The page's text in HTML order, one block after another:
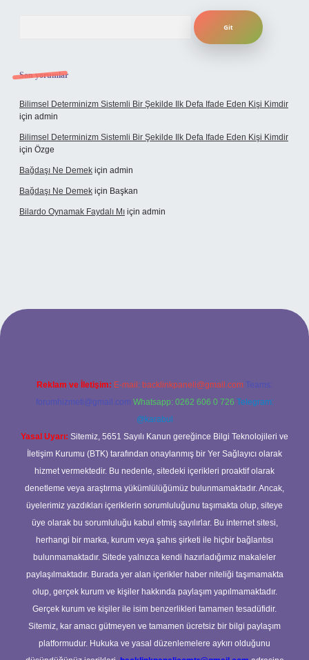
Son yorumlar
Bilimsel Determinizm Sistemli Bir Şekilde Ilk Defa Ifade Eden Kişi Kimdir
için admin
Bilimsel Determinizm Sistemli Bir Şekilde Ilk Defa Ifade Eden Kişi Kimdir
için Özge
Bağdaşı Ne Demek için admin
Bağdaşı Ne Demek için Başkan
Bilardo Oynamak Faydalı Mı için admin
Reklam ve İletişim: E-mail: backlinkpaneli@gmail.com Teams:
forumhizmeti@gmail.com Whatsapp: 0262 606 0 726 Telegram:
@karabul
Yasal Uyarı: Sitemiz, 5651 Sayılı Kanun gereğince Bilgi Teknolojileri ve
İletişim Kurumu (BTK) tarafından onaylanmış bir Yer Sağlayıcı olarak
hizmet vermektedir. Bu nedenle, sitedeki içerikleri proaktif olarak
denetleme veya araştırma yükümlülüğümüz bulunmamaktadır. Ancak,
üyelerimiz yazdıkları içeriklerin sorumluluğunu taşımakta olup, siteye
üye olarak bu sorumluluğu kabul etmiş sayılırlar. Bu internet sitesi,
herhangi bir marka, kurum veya şahıs şirketi ile hiçbir bağlantısı
bulunmamaktadır. Sitede yalnızca kendi hazırladığımız makaleler
paylaşılmaktadır. Burada yer alan içerikler haber niteliği taşımamakta
olup, gerçek kurum ve kişiler hakkında paylaşım yapılmamaktadır.
Gerçek kurum ve kişiler ile isim benzerlikleri tamamen tesadüfidir.
Sitemiz, kar amacı gütmeyen ve tamamen ücretsiz bir bilgi paylaşım
platformudur. Hukuka ve yasal düzenlemelere aykırı olduğunu